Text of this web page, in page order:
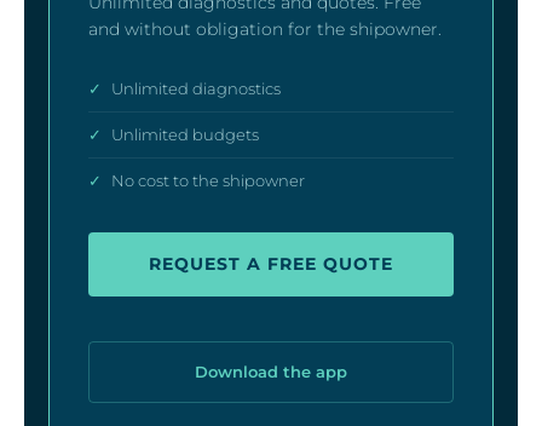
and without obligation for the shipowner.
✓ Unlimited diagnostics
✓ Unlimited budgets
✓ No cost to the shipowner
REQUEST A FREE QUOTE
Download the app